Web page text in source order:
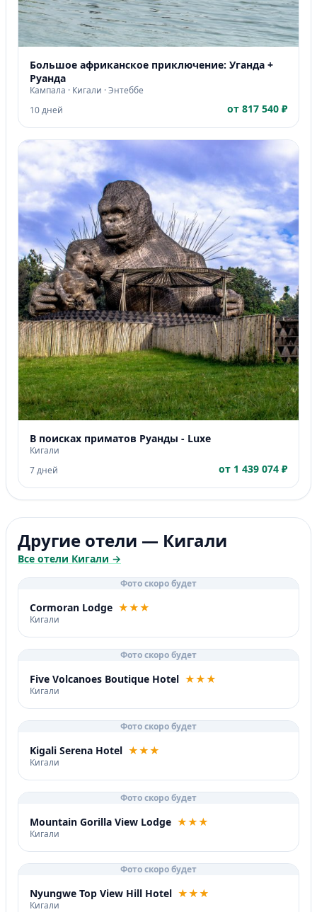
Большое африканское приключение: Уганда +
Руанда
Кампала · Кигали · Энтеббе
10 дней
от 817 540 ₽
В поисках приматов Руанды - Luxe
Кигали
7 дней
от 1 439 074 ₽
Другие отели — Кигали
Все отели Кигали →
Фото скоро будет
Cormoran Lodge ★★★
Кигали
Фото скоро будет
Five Volcanoes Boutique Hotel ★★★
Кигали
Фото скоро будет
Kigali Serena Hotel ★★★
Кигали
Фото скоро будет
Mountain Gorilla View Lodge ★★★
Кигали
Фото скоро будет
Nyungwe Top View Hill Hotel ★★★
Кигали